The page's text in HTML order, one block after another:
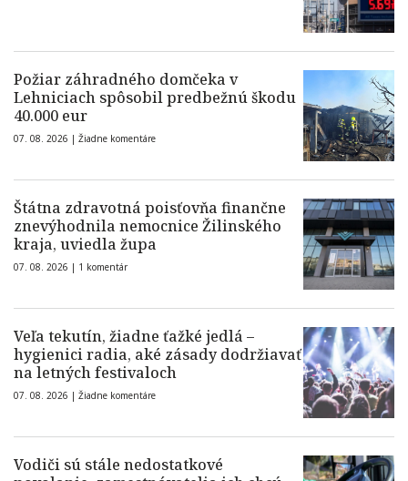
Požiar záhradného domčeka v
Lehniciach spôsobil predbežnú škodu
40.000 eur
07. 08. 2026 | Žiadne komentáre
Štátna zdravotná poisťovňa finančne
znevýhodnila nemocnice Žilinského
kraja, uviedla župa
07. 08. 2026 | 1 komentár
Veľa tekutín, žiadne ťažké jedlá –
hygienici radia, aké zásady dodržiavať
na letných festivaloch
07. 08. 2026 | Žiadne komentáre
Vodiči sú stále nedostatkové